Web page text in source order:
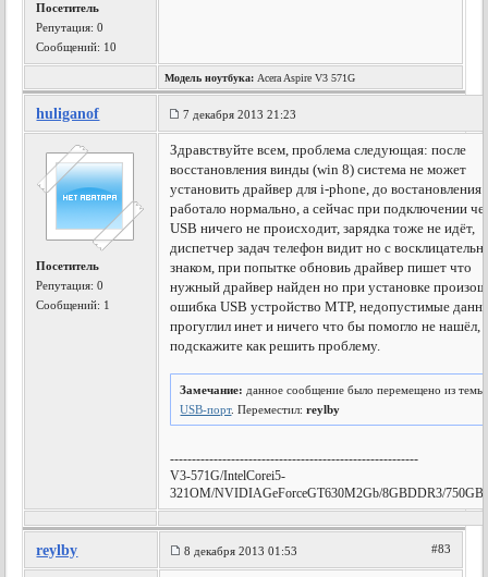
Посетитель
Репутация:0
Сообщений: 10
Модель ноутбука: Acera Aspire V3 571G
huliganof 7 декабря 2013 21:23
Посетитель
Репутация:0
Сообщений: 1
Здравствуйте всем, проблема следующая: после
восстановления винды (win 8) система не может
установить драйвер для i-phone, до востановления
работало нормально, а сейчас при подключении
USB ничего не происходит, зарядка тоже не идёт,
диспетчер задач телефон видит но с
знаком, при попытке обновиь драйвер пишет что
нужный драйвер найден но при установке
ошибка USB устройство MTP, недопустимые
прогуглил инет и ничего что бы помогло не нашёл,
подскажите как решить проблему.
Замечание: данное сообщение было перемещено из темы
USB-порт. Переместил:reylby
---------------------------------------------------------
V3-571G/IntelCorei5-
321OM/NVIDIAGeForceGT630M2Gb/8GBDDR3/
reylby 8 декабря 2013 01:53 #83